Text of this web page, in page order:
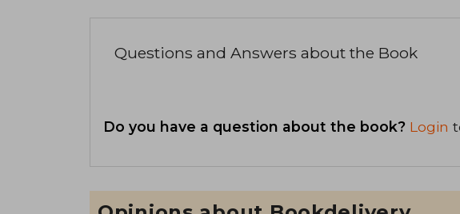
Questions and Answers about the Book
Do you have a question about the book? Login